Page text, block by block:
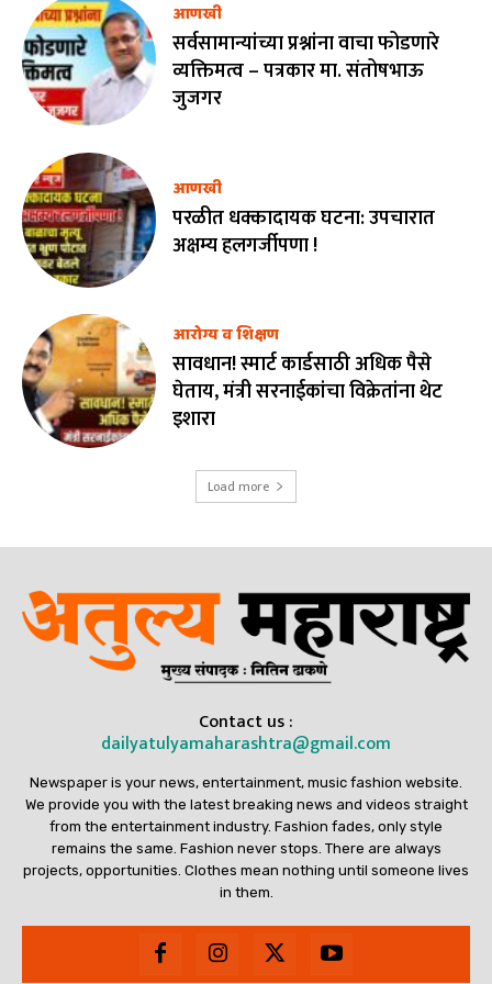
आणखी
सर्वसामान्यांच्या प्रश्नांना वाचा फोडणारे
व्यक्तिमत्व – पत्रकार मा. संतोषभाऊ
जुजगर
आणखी
परळीत धक्कादायक घटना: उपचारात
अक्षम्य हलगर्जीपणा !
आरोग्य व शिक्षण
सावधान! स्मार्ट कार्डसाठी अधिक पैसे
घेताय, मंत्री सरनाईकांचा विक्रेतांना थेट
इशारा
Load more
Contact us :
dailyatulyamaharashtra@gmail.com
Newspaper is your news, entertainment, music fashion website.
We provide you with the latest breaking news and videos straight
from the entertainment industry. Fashion fades, only style
remains the same. Fashion never stops. There are always
projects, opportunities. Clothes mean nothing until someone lives
in them.